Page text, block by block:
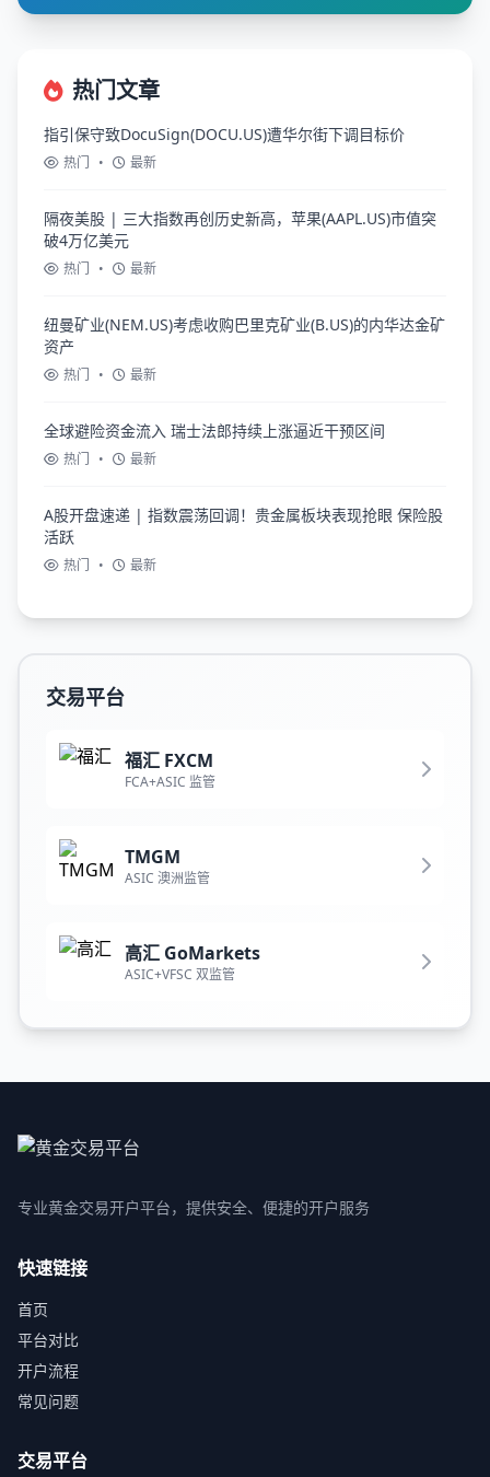
热门文章
指引保守致DocuSign(DOCU.US)遭华尔街下调目标价
热门 • 最新
隔夜美股 | 三大指数再创历史新高，苹果(AAPL.US)市值突
破4万亿美元
热门 • 最新
纽曼矿业(NEM.US)考虑收购巴里克矿业(B.US)的内华达金矿
资产
热门 • 最新
全球避险资金流入 瑞士法郎持续上涨逼近干预区间
热门 • 最新
A股开盘速递 | 指数震荡回调！贵金属板块表现抢眼 保险股
活跃
热门 • 最新
交易平台
福汇 FXCM
FCA+ASIC 监管
TMGM
ASIC 澳洲监管
高汇 GoMarkets
ASIC+VFSC 双监管
专业黄金交易开户平台，提供安全、便捷的开户服务
快速链接
首页
平台对比
开户流程
常见问题
交易平台